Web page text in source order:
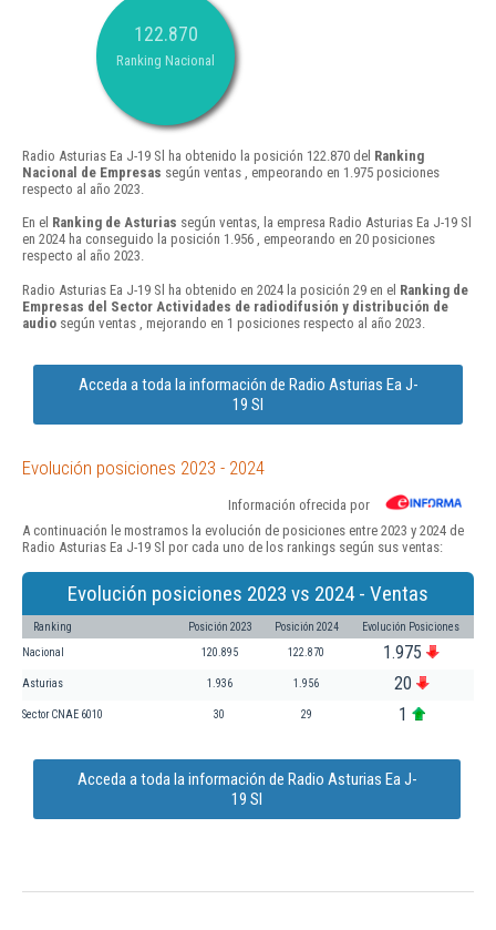
122.870
Ranking Nacional
Radio Asturias Ea J-19 Sl ha obtenido la posición 122.870 del Ranking
Nacional de Empresas según ventas , empeorando en 1.975 posiciones
respecto al año 2023.
En el Ranking de Asturias según ventas, la empresa Radio Asturias Ea J-19 Sl
en 2024 ha conseguido la posición 1.956 , empeorando en 20 posiciones
respecto al año 2023.
Radio Asturias Ea J-19 Sl ha obtenido en 2024 la posición 29 en el Ranking de
Empresas del Sector Actividades de radiodifusión y distribución de
audio según ventas , mejorando en 1 posiciones respecto al año 2023.
Acceda a toda la información de Radio Asturias Ea J-
19 Sl
Evolución posiciones 2023 - 2024
Información ofrecida por
A continuación le mostramos la evolución de posiciones entre 2023 y 2024 de
Radio Asturias Ea J-19 Sl por cada uno de los rankings según sus ventas:
Evolución posiciones 2023 vs 2024 - Ventas
Ranking Posición 2023 Posición 2024 Evolución Posiciones
Nacional 120.895 122.870 1.975
Asturias 1.936 1.956 20
Sector CNAE 6010 30 29 1
Acceda a toda la información de Radio Asturias Ea J-
19 Sl